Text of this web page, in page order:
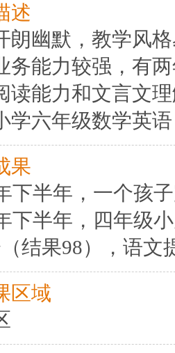
述
朗幽默，教学风
务能力较强，有
读能力和文言文
学六年级数学英
果
下半年，一个孩
下半年，四年级
结果98），语文
区域